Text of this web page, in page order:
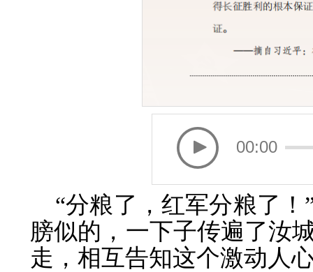
00:00
“分粮了，红军分粮了
膀似的，一下子传遍了汝
走，相互告知这个激动人